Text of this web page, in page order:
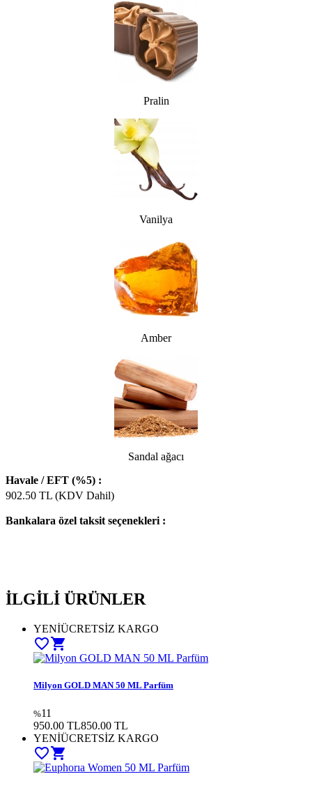
Pralin
Vanilya
Amber
Sandal ağacı
Havale / EFT (%5) :
902.50 TL (KDV Dahil)
Bankalara özel taksit seçenekleri :
İLGİLİ ÜRÜNLER
YENİÜCRETSİZ KARGO
favorite_bordershopping_cart
Milyon GOLD MAN 50 ML Parfüm
%11
950.00 TL850.00 TL
YENİÜCRETSİZ KARGO
favorite_bordershopping_cart